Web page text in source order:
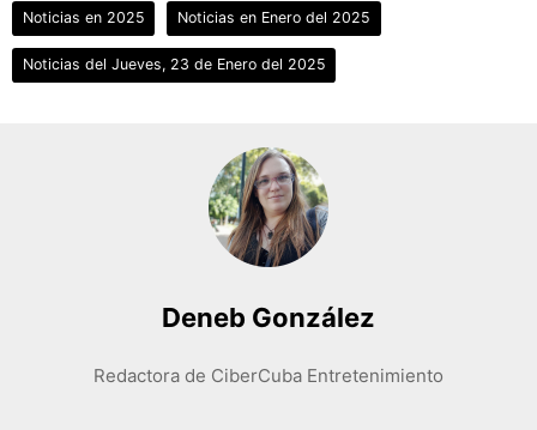
Noticias en 2025 Noticias en Enero del 2025
Noticias del Jueves, 23 de Enero del 2025
Deneb González
Redactora de CiberCuba Entretenimiento